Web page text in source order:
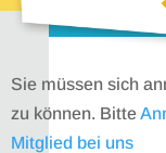
Sie müssen sich
zu können. Bitte
Mitglied bei uns